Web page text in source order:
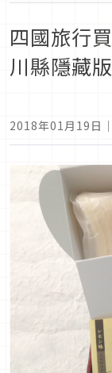
四國旅行
川縣隱藏
2018年01月19日